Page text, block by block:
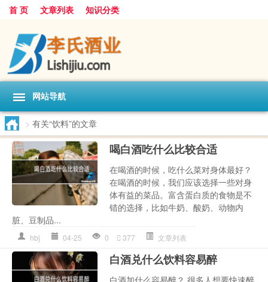
首 页 文章列表 知识分类
网站导航
> 有关“饮料”的文章
喝白酒吃什么比较合适
在喝酒的时候，吃什么菜对身体最好？
在喝酒的时候，我们应该选择一些对身
体有益的菜品。富含蛋白质的食物是不
错的选择，比如牛奶、酸奶、动物内
脏、豆制品...
hbj 04-25 0 377 文章列表
白酒兑什么饮料容易醉
白酒加什么容易醉？ 很多人想要快速醉